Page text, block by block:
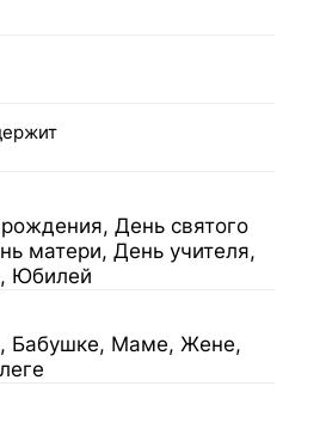
День святого
матери, День учителя,
Юбилей
Бабушке, Маме, Жене,